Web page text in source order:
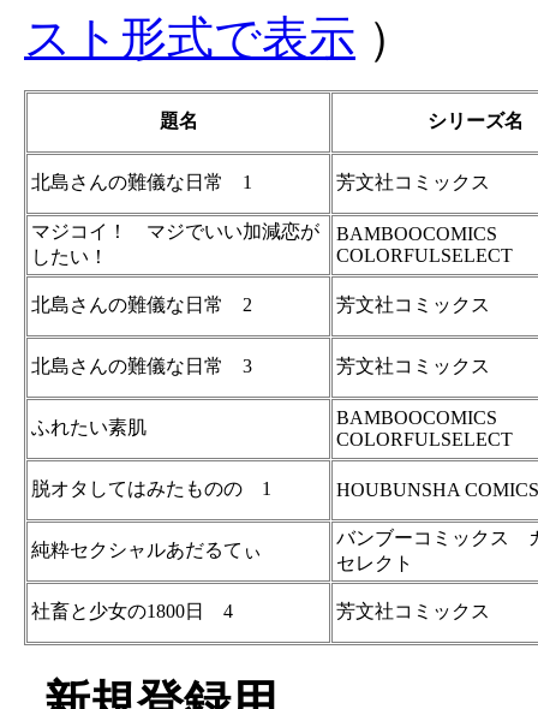
スト形式で表示 ）
題名 シリーズ名
北島さんの難儀な日常 1 芳文社コミックス
マジコイ！ マジでいい加減恋が
したい！
BAMBOOCOMICS
COLORFULSELECT
北島さんの難儀な日常 2 芳文社コミックス
北島さんの難儀な日常 3 芳文社コミックス
ふれたい素肌
BAMBOOCOMICS
COLORFULSELECT
脱オタしてはみたものの 1 HOUBUNSHA COMICS
純粋セクシャルあだるてぃ
バンブーコミックス
セレクト
社畜と少女の1800日 4 芳文社コミックス